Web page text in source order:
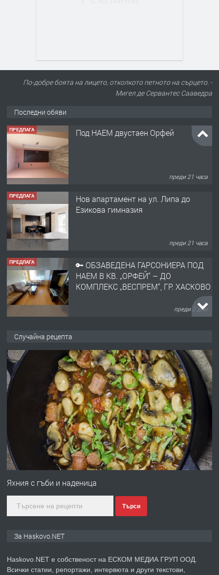
По-добре боята на лицето, отколкото петното на сърцето. -
Мигел де Сервантес Сааведра
Последни обяви
ПРЕДЛАГА Под НАЕМ двустаен Орфей
преди 21 часа
ПРЕДЛАГА
Нов апартамент на ул. Липа до
Езикова гимназия
преди 21 часа
ПРЕДЛАГА
🔑 ОБЗАВЕДЕНА ГАРСОНИЕРА ПОД
НАЕМ В КВ. „ОРФЕЙ“ – ДО
КОМПЛЕКС „ВЕСПРЕМ“, ГР. ХАСКОВО
преди 2 дни
АПАРТАМЕНТ В ЦЕНТЪРА НА ГР.
ХАСКОВО
преди 3 дни
Давам гараж под наем
преди 3 дни
ПРЕДЛАГА
№4120 Магазин/Офис под наем в кв.
градската градина!
Случайна рецепта
Яхния с гъби и наденица
Търси
За Haskovo.NET
Haskovo.NET е собственост на ЕСКОМ МЕДИА ГРУП ООД.
Всички статии, репортажи, интервюта и други текстови,